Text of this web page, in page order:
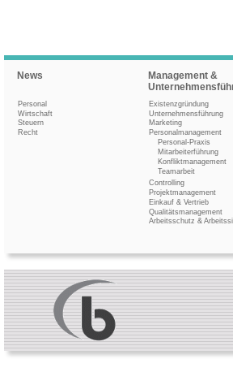
News
Personal
Wirtschaft
Steuern
Recht
Management &
Existenzgründung
Unternehmensführung
Marketing
Personalmanagement
Personal-Praxis
Mitarbeiterführung
Konfliktmanagement
Teamarbeit
Controlling
Projektmanagement
Einkauf & Vertrieb
Qualitätsmanagement
Arbeitsschutz &